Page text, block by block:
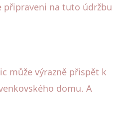
připraveni na tuto údržbu
může výrazně přispět k
domu. A